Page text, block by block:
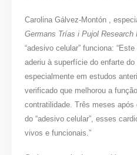
Carolina Gálvez-Montón ,
Germans Trías i Pujol Research
“adesivo celular” funciona:
aderiu à superfície do enfarte
especialmente em estudos
verificado que melhorou a
contratilidade. Três meses
do “adesivo celular”, esses
vivos e funcionais.”